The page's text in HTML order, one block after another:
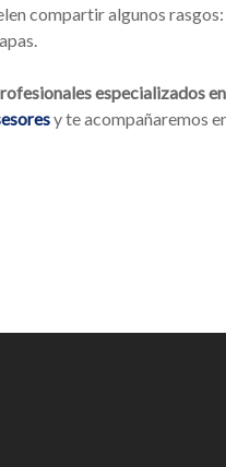
compartir algunos
especializados
y te acompañaremos